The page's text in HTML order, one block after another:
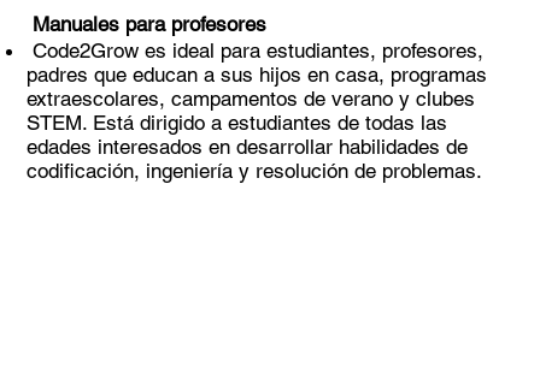
Manuales para profesores
Code2Grow es ideal para estudiantes, profesores,
padres que educan a sus hijos en casa, programas
extraescolares, campamentos de verano y clubes
STEM. Está dirigido a estudiantes de todas las
edades interesados en desarrollar habilidades de
codificación, ingeniería y resolución de problemas.